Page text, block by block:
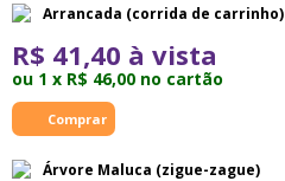
Arrancada (corrida de carrinho)
R$ 41,40 à vista
ou 1 x R$ 46,00 no cartão
Árvore Maluca (zigue-zague)